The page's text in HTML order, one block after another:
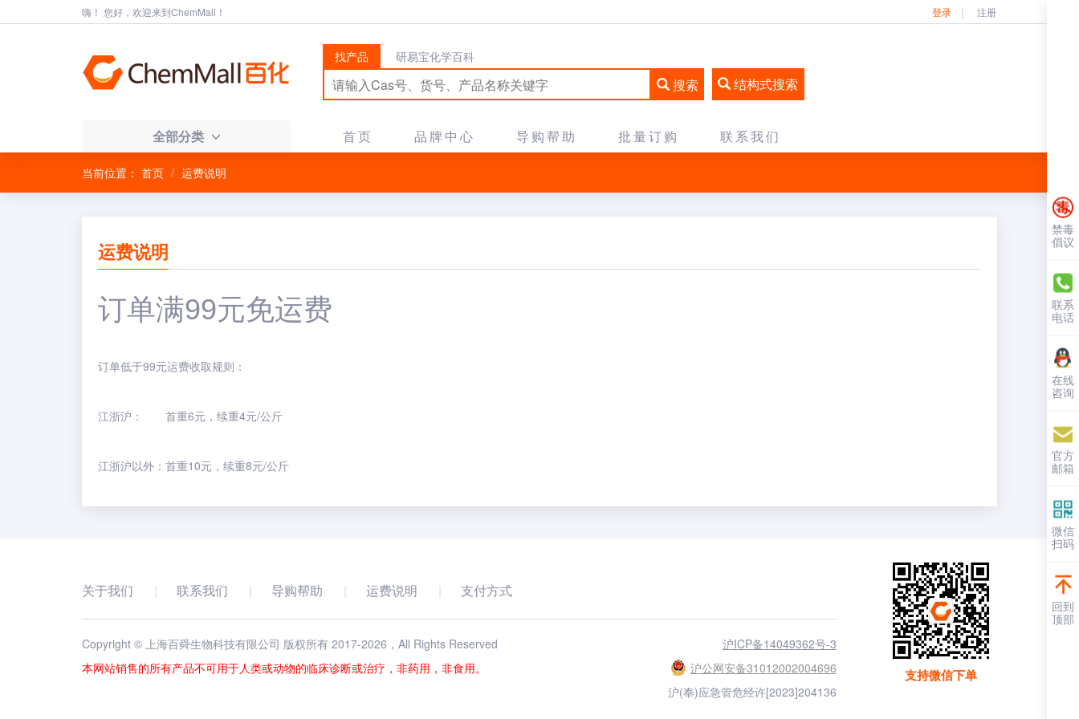
嗨！ 您好，欢迎来到ChemMall！ 登录 注册
找产品 研易宝化学百科
搜索 结构式搜索
全部分类 首页 品牌中心 导购帮助 批量订购 联系我们
当前位置： 首页 运费说明
运费说明
订单满99元免运费
订单低于99元运费收取规则：
江浙沪： 首重6元，续重4元/公斤
江浙沪以外：首重10元，续重8元/公斤
关于我们 联系我们 导购帮助 运费说明 支付方式
Copyright © 上海百舜生物科技有限公司 版权所有 2017-2026 ，All Rights Reserved
沪ICP备14049362号-3
本网站销售的所有产品不可用于人类或动物的临床诊断或治疗，非药用，非食用。
沪公网安备31012002004696
沪(奉)应急管危经许[2023]204136
支持微信下单
禁毒
倡议
联系
电话
在线
咨询
官方
邮箱
微信
扫码
回到
顶部